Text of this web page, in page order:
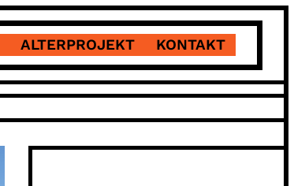
ALTERPROJEKT KONTAKT